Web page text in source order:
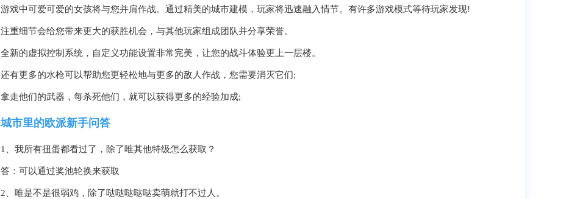
游戏中可爱可爱的女孩将与您并肩作战。通过精美的城市建模，玩家将迅速融入情节。有许多游戏模式等待玩家发现!
注重细节会给您带来更大的获胜机会，与其他玩家组成团队并分享荣誉。
全新的虚拟控制系统，自定义功能设置非常完美，让您的战斗体验更上一层楼。
还有更多的水枪可以帮助您更轻松地与更多的敌人作战，您需要消灭它们;
拿走他们的武器，每杀死他们，就可以获得更多的经验加成;
城市里的欧派新手问答
1、我所有扭蛋都看过了，除了唯其他特级怎么获取？
答：可以通过奖池轮换来获取
2、唯是不是很弱鸡，除了哒哒哒哒哒卖萌就打不过人。